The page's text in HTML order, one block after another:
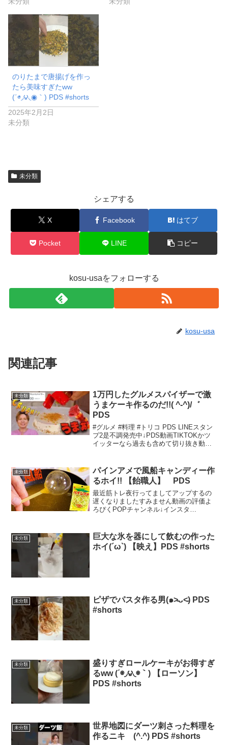
のりたまで唐揚げを作っ
たら美味すぎたww
(΄◉◞౪◟◉｀) PDS #shorts
2025年2月2日
未分類
未分類
シェアする
X Facebook はてブ
Pocket LINE コピー
kosu-usaをフォローする
kosu-usa
関連記事
未分類
1万円したグルメスパイザーで激
うまケーキ作るのだ!!( ^-^)/゛
PDS
#グルメ #料理 #トリコ PDS LINEスタン
プ2是不調発売中↓PDS動画TIKTOKかツ
イッターなら過去も含めて切り抜き動画
1000年万人行きたいんでm(...
未分類
パインアメで風船キャンディー作
るホイ!! 【飴職人】 PDS
最近筋トレ夜行ってましてアップするの
遅くなりましたすみません動画の評価よ
ろぴくPOPチャンネル↓インスタ
ちらへ〒107-6228東京...
未分類
巨大な氷を器にして飲むの作った
ホイ(´ω`) 【映え】PDS #shorts
未分類
ピザでパスタ作る男(๑˃̵ᴗ˂̵) PDS
#shorts
未分類
盛りすぎロールケーキがお得すぎ
るww (΄◉◞౪◟◉｀) 【ローソン】
PDS #shorts
未分類
世界地図にダーツ刺さった料理を
作るニキ (^.^) PDS #shorts